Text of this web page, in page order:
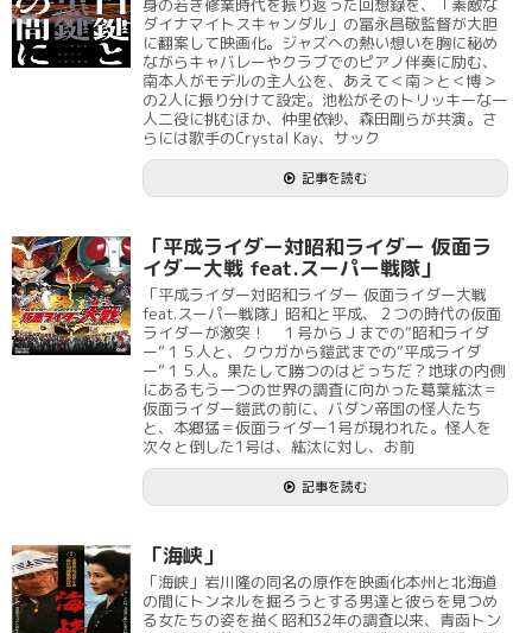
身の若き修業時代を振り返った回想録を、「素敵な
ダイナマイトスキャンダル」の冨永昌敬監督が大胆
に翻案して映画化。ジャズへの熱い想いを胸に秘め
ながらキャバレーやクラブでのピアノ伴奏に励む、
南本人がモデルの主人公を、あえて＜南＞と＜博＞
の2人に振り分けて設定。池松がそのトリッキーな一
人二役に挑むほか、仲里依紗、森田剛らが共演。さ
らには歌手のCrystal Kay、サック
記事を読む
「平成ライダー対昭和ライダー 仮面ラ
イダー大戦 feat.スーパー戦隊」
「平成ライダー対昭和ライダー 仮面ライダー大戦
feat.スーパー戦隊」昭和と平成、２つの時代の仮面
ライダーが激突！ １号からＪまでの“昭和ライダ
ー”１５人と、クウガから鎧武までの“平成ライダ
ー”１５人。果たして勝つのはどっちだ？地球の内側
にあるもう一つの世界の調査に向かった葛葉紘汰＝
仮面ライダー鎧武の前に、バダン帝国の怪人たち
と、本郷猛＝仮面ライダー1号が現われた。怪人を
次々と倒した1号は、紘汰に対し、お前
記事を読む
「海峡」
「海峡」岩川隆の同名の原作を映画化本州と北海道
の間にトンネルを掘ろうとする男達と彼らを見つめ
る女たちの姿を描く昭和32年の調査以来、青函トン